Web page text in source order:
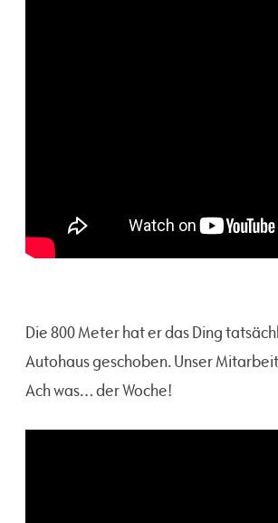
Die 800 Meter hat er das Ding
Autohaus geschoben. Unser
Ach was… der Woche!